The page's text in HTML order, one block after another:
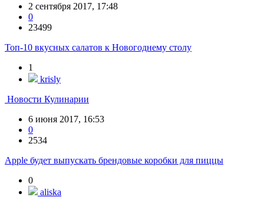
2 сентября 2017, 17:48
0
23499
Топ-10 вкусных салатов к Новогоднему столу
1
krisly
Новости Кулинарии
6 июня 2017, 16:53
0
2534
Apple будет выпускать брендовые коробки для пиццы
0
aliska